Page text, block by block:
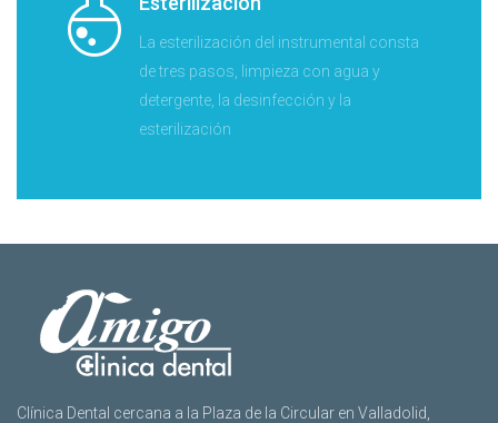
La esterilización del instrumental consta
de tres pasos, limpieza con agua y
detergente, la desinfección y la
esterilización
Clínica Dental cercana a la Plaza de la Circular en Valladolid,